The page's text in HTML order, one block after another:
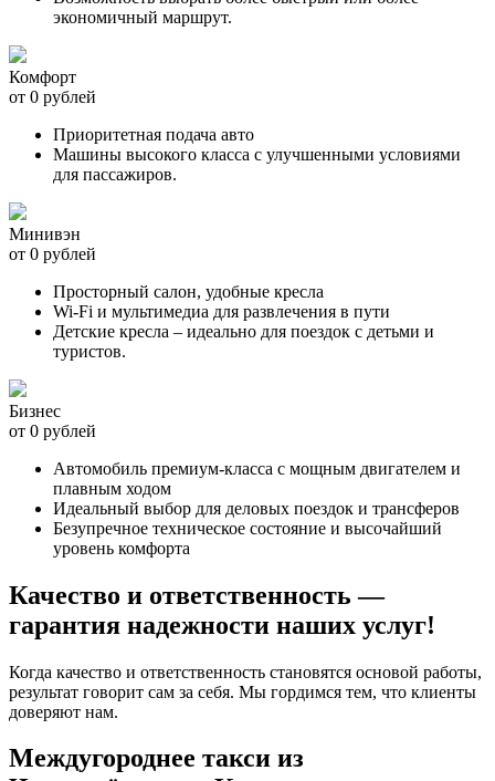
экономичный маршрут.
Комфорт
от 0 рублей
Приоритетная подача авто
Машины высокого класса с улучшенными условиями
для пассажиров.
Минивэн
от 0 рублей
Просторный салон, удобные кресла
Wi-Fi и мультимедиа для развлечения в пути
Детские кресла – идеально для поездок с детьми и
туристов.
Бизнес
от 0 рублей
Автомобиль премиум-класса с мощным двигателем и
плавным ходом
Идеальный выбор для деловых поездок и трансферов
Безупречное техническое состояние и высочайший
уровень комфорта
Качество и ответственность —
гарантия надежности наших услуг!
Когда качество и ответственность становятся основой работы,
результат говорит сам за себя. Мы гордимся тем, что клиенты
доверяют нам.
Междугороднее такси из